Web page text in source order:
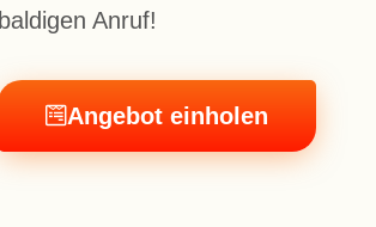
baldigen Anruf!
Angebot einholen